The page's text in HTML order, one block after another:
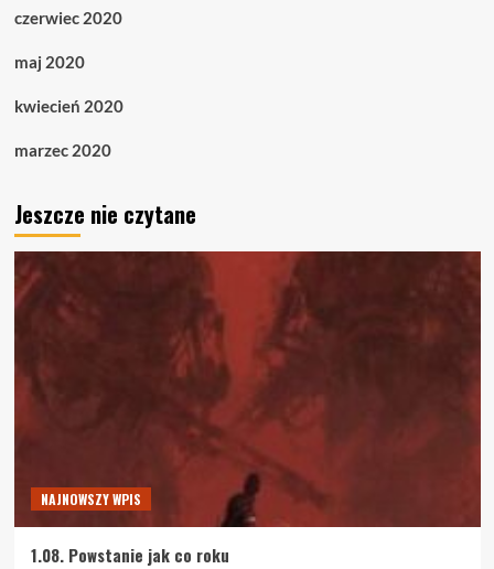
czerwiec 2020
maj 2020
kwiecień 2020
marzec 2020
Jeszcze nie czytane
NAJNOWSZY WPIS
1.08. Powstanie jak co roku